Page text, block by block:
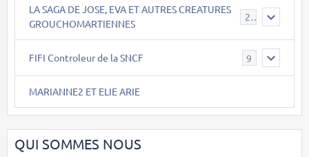
LA SAGA DE JOSE, EVA ET AUTRES CREATURES
GROUCHOMARTIENNES
26
FIFI Controleur de la SNCF 9
MARIANNE2 ET ELIE ARIE
QUI SOMMES NOUS